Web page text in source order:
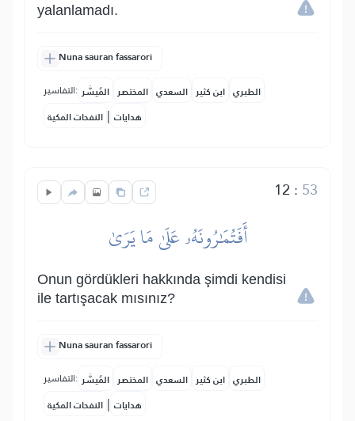
yalanlamadı.
Nuna sauran fassarori
التفاسير: المُيسَّر المختصر السعدي ابن كثير الطبري
النفحات المكية | هدايات
12 : 53
أَفَتُمَٰرُونَهُۥ عَلَىٰ مَا يَرَىٰ
Onun gördükleri hakkında şimdi kendisi
ile tartışacak mısınız?
Nuna sauran fassarori
التفاسير: المُيسَّر المختصر السعدي ابن كثير الطبري
النفحات المكية | هدايات